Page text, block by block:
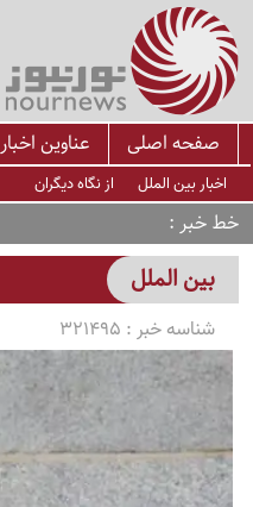
صفحه اصلی عناوین اخبار
اخبار بین الملل از نگاه دیگران
خط خبر
بین الملل
شناسه خبر : 321495